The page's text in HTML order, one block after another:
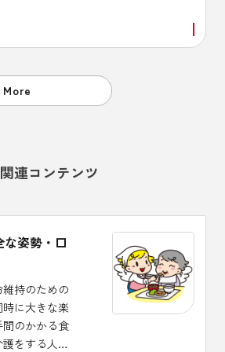
枢性と末梢
る場合があ
関連コンテンツ
な姿勢・口
持のための
に大きな楽
間のかかる食
をする人に